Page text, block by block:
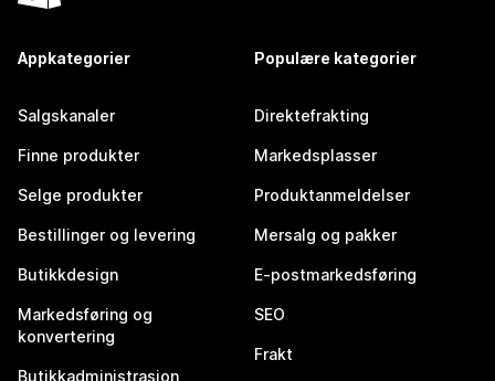
Appkategorier
Salgskanaler
Finne produkter
Selge produkter
Bestillinger og levering
Butikkdesign
Markedsføring og
konvertering
Butikkadministrasjon
Populære kategorier
Direktefrakting
Markedsplasser
Produktanmeldelser
Mersalg og pakker
E-postmarkedsføring
SEO
Frakt